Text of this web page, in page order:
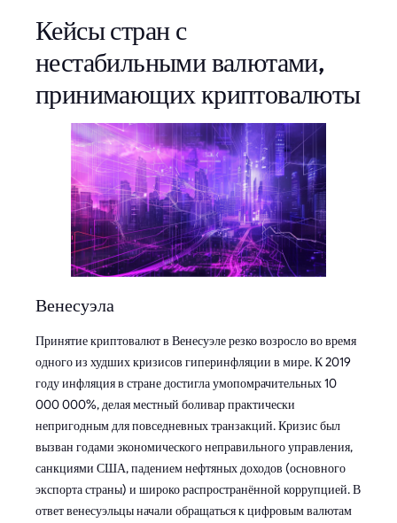
Кейсы стран с
нестабильными валютами,
принимающих криптовалюты
Венесуэла
Принятие криптовалют в Венесуэле резко возросло во время
одного из худших кризисов гиперинфляции в мире. К 2019
году инфляция в стране достигла умопомрачительных 10
000 000%, делая местный боливар практически
непригодным для повседневных транзакций. Кризис был
вызван годами экономического неправильного управления,
санкциями США, падением нефтяных доходов (основного
экспорта страны) и широко распространённой коррупцией. В
ответ венесуэльцы начали обращаться к цифровым валютам